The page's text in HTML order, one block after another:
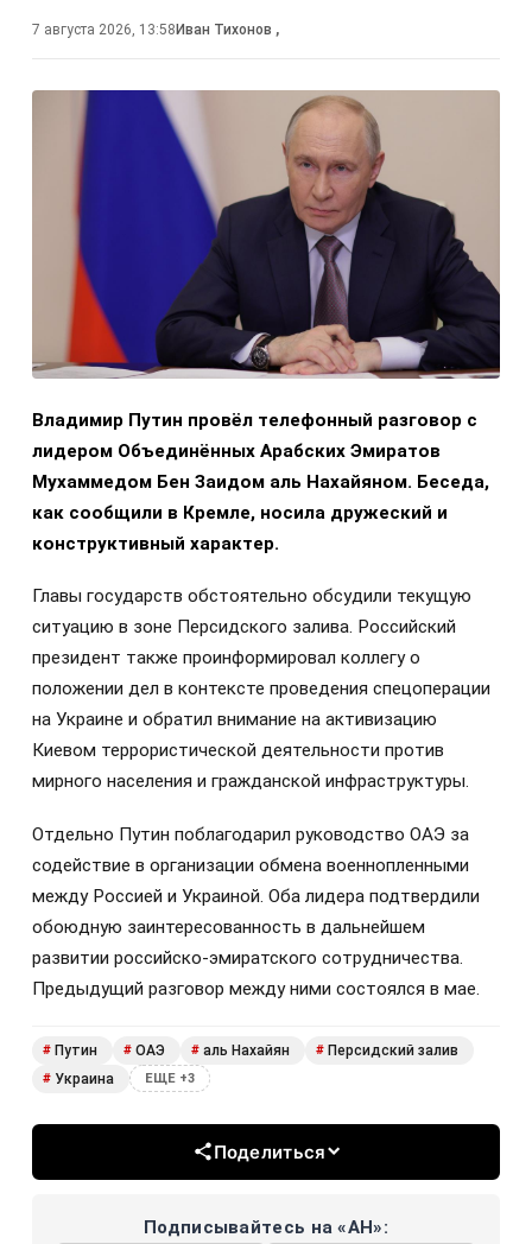
7 августа 2026, 13:58 Иван Тихонов ,
Владимир Путин провёл телефонный разговор с
лидером Объединённых Арабских Эмиратов
Мухаммедом Бен Заидом аль Нахайяном. Беседа,
как сообщили в Кремле, носила дружеский и
конструктивный характер.
Главы государств обстоятельно обсудили текущую
ситуацию в зоне Персидского залива. Российский
президент также проинформировал коллегу о
положении дел в контексте проведения спецоперации
на Украине и обратил внимание на активизацию
Киевом террористической деятельности против
мирного населения и гражданской инфраструктуры.
Отдельно Путин поблагодарил руководство ОАЭ за
содействие в организации обмена военнопленными
между Россией и Украиной. Оба лидера подтвердили
обоюдную заинтересованность в дальнейшем
развитии российско-эмиратского сотрудничества.
Предыдущий разговор между ними состоялся в мае.
# Путин # ОАЭ # аль Нахайян # Персидский залив
# Украина ЕЩЕ +3
Поделиться
Подписывайтесь на «АН»: